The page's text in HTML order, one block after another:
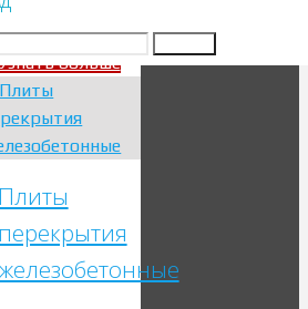
…
больше
Плиты
перекрытия
железобетонные